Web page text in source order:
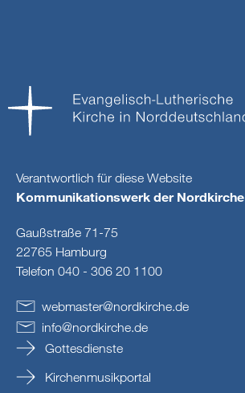
Verantwortlich für diese Website
Kommunikationswerk der Nordkirche
Gaußstraße 71-75
22765 Hamburg
Telefon 040 - 306 20 1100
webmaster@nordkirche.de
info@nordkirche.de
Gottesdienste
Kirchenmusikportal